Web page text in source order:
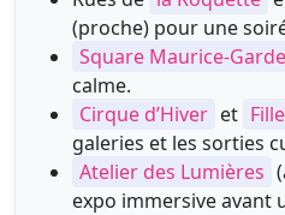
(proche) pour une
Square Maurice-
calme.
Cirque d’Hiver et
galeries et les sorties
Atelier des Lumières
expo immersive avant